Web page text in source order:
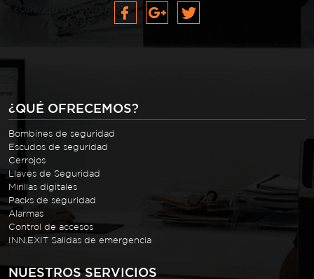
¿QUÉ OFRECEMOS?
Bombines de seguridad
Escudos de seguridad
Cerrojos
Llaves de Seguridad
Mirillas digitales
Packs de seguridad
Alarmas
Control de accesos
INN.EXIT Salidas de emergencia
NUESTROS SERVICIOS